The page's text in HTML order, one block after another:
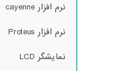
نرم افزار cayenne
نرم افزار Proteus
نمایشگر LCD